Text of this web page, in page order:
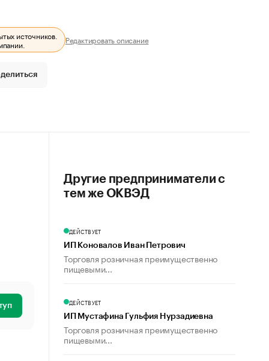
источников.
Редактировать описание
Другие предприниматели с
тем же ОКВЭД
ДЕЙСТВУЕТ
ИП Коновалов Иван Петрович
Торговля розничная преимущественно
пищевыми...
ДЕЙСТВУЕТ
ИП Мустафина Гульфия Нурзадиевна
Торговля розничная преимущественно
пищевыми...